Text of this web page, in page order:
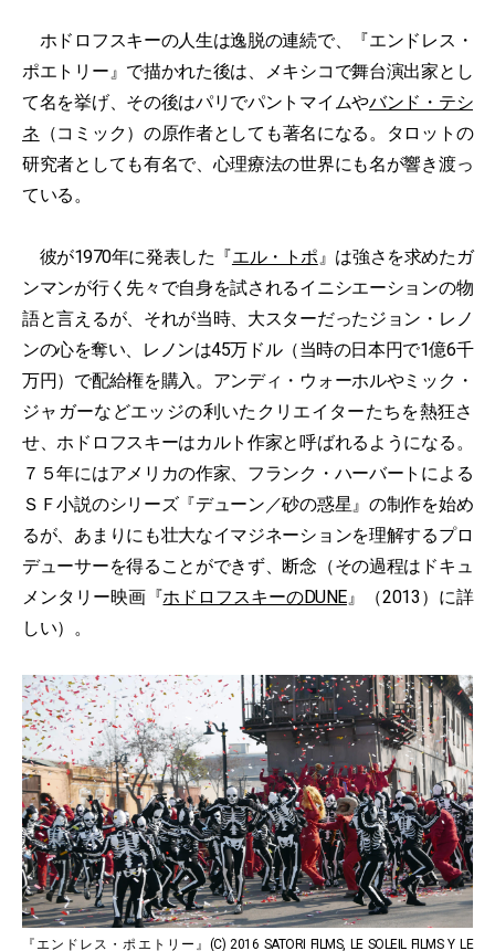
ホドロフスキーの人生は逸脱の連続で、『エンドレス・
ポエトリー』で描かれた後は、メキシコで舞台演出家とし
て名を挙げ、その後はパリでパントマイムやバンド・テシ
ネ （コミック）の原作者としても著名になる。タロットの
研究者としても有名で、心理療法の世界にも名が響き渡っ
ている。
彼が1970年に発表した『エル・トポ』は強さを求めたガ
ンマンが行く先々で自身を試されるイニシエーションの物
語と言えるが、それが当時、大スターだったジョン・レノ
ンの心を奪い、レノンは45万ドル（当時の日本円で1億6千
万円）で配給権を購入。アンディ・ウォーホルやミック・
ジャガーなどエッジの利いたクリエイターたちを熱狂さ
せ、ホドロフスキーはカルト作家と呼ばれるようになる。
７５年にはアメリカの作家、フランク・ハーバートによる
ＳＦ小説のシリーズ『デューン／砂の惑星』の制作を始め
るが、あまりにも壮大なイマジネーションを理解するプロ
デューサーを得ることができず、断念（その過程はドキュ
メンタリー映画『ホドロフスキーのDUNE』（2013）に詳
しい）。
『エンドレス・ポエトリー』(C) 2016 SATORI FILMS, LE SOLEIL FILMS Y LE